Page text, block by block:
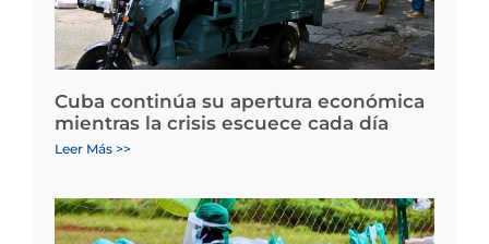
Cuba continúa su apertura económica
mientras la crisis escuece cada día
Leer Más >>